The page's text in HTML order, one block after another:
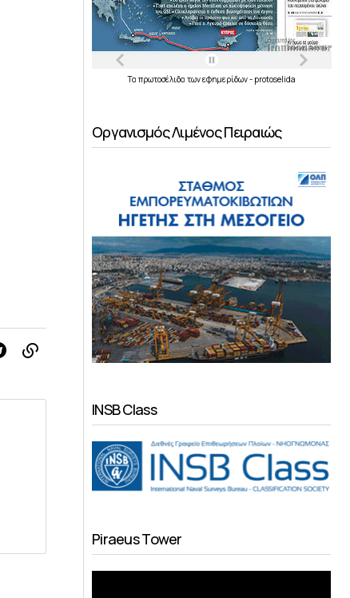
Τα πρωτοσέλιδα τωνεφημερίδων- protoselida
Οργανισμός Λιμένος Πειραιώς
INSB Class
Piraeus Tower